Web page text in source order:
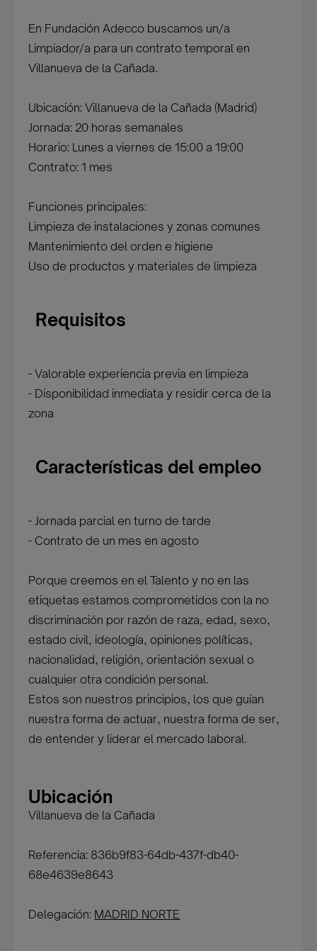
En Fundación Adecco buscamos un/a
Limpiador/a para un contrato temporal en
Villanueva de la Cañada.
Ubicación: Villanueva de la Cañada (Madrid)
Jornada: 20 horas semanales
Horario: Lunes a viernes de 15:00 a 19:00
Contrato: 1 mes
Funciones principales:
Limpieza de instalaciones y zonas comunes
Mantenimiento del orden e higiene
Uso de productos y materiales de limpieza
Requisitos
- Valorable experiencia previa en limpieza
- Disponibilidad inmediata y residir cerca de la
zona
Características del empleo
- Jornada parcial en turno de tarde
- Contrato de un mes en agosto
Porque creemos en el Talento y no en las
etiquetas estamos comprometidos con la no
discriminación por razón de raza, edad, sexo,
estado civil, ideología, opiniones políticas,
nacionalidad, religión, orientación sexual o
cualquier otra condición personal.
Estos son nuestros principios, los que guían
nuestra forma de actuar, nuestra forma de ser,
de entender y liderar el mercado laboral.
Ubicación
Villanueva de la Cañada
Referencia: 836b9f83-64db-437f-db40-
68e4639e8643
Delegación: MADRID NORTE